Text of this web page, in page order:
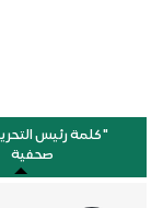
"كلمة رئيس
صحفية